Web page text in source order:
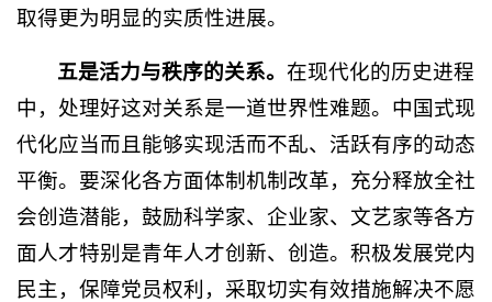
取得更为明显的实质性进展。
五是活力与秩序的关系。在现代化的历史进程
中，处理好这对关系是一道世界性难题。中国式现
代化应当而且能够实现活而不乱、活跃有序的动态
平衡。要深化各方面体制机制改革，充分释放全社
会创造潜能，鼓励科学家、企业家、文艺家等各方
面人才特别是青年人才创新、创造。积极发展党内
民主，保障党员权利，采取切实有效措施解决不愿